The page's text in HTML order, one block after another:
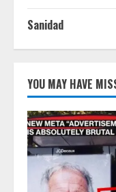
Sanidad
YOU MAY HAVE